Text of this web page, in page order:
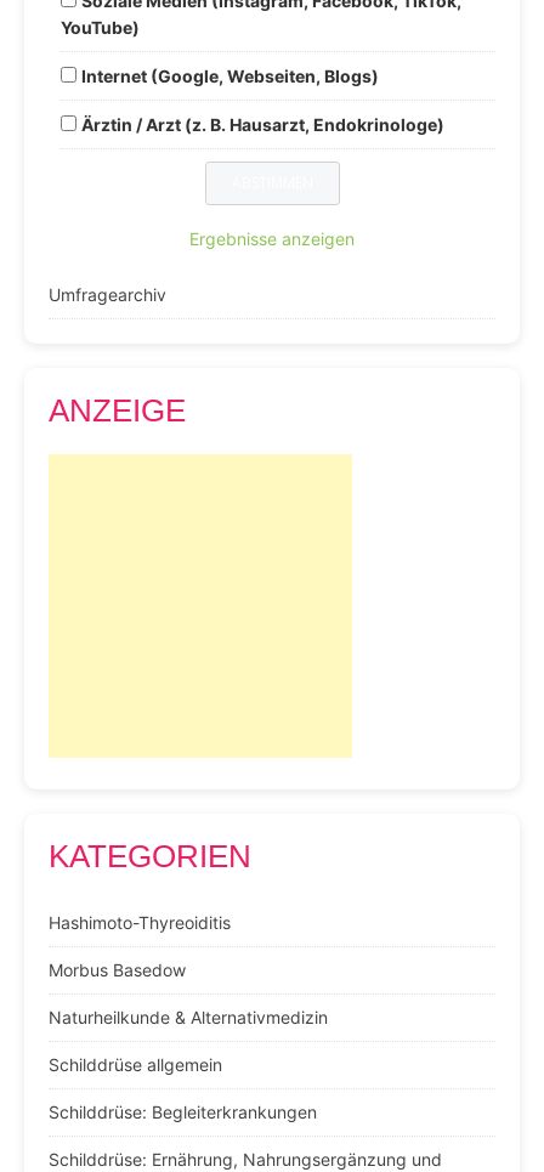
YouTube)
Internet (Google, Webseiten, Blogs)
Ärztin / Arzt (z. B. Hausarzt, Endokrinologe)
Ergebnisse anzeigen
Umfragearchiv
ANZEIGE
KATEGORIEN
Hashimoto-Thyreoiditis
Morbus Basedow
Naturheilkunde & Alternativmedizin
Schilddrüse allgemein
Schilddrüse: Begleiterkrankungen
Schilddrüse: Ernährung, Nahrungsergänzung und